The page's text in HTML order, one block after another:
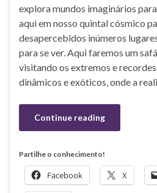
explora mundos imaginários
aqui em nosso quintal cósmico
desapercebidos inúmeros
para se ver. Aqui faremos um
visitando os extremos e
dinâmicos e exóticos, onde a
Continue reading
Partilhe o conhecimento!
Facebook X